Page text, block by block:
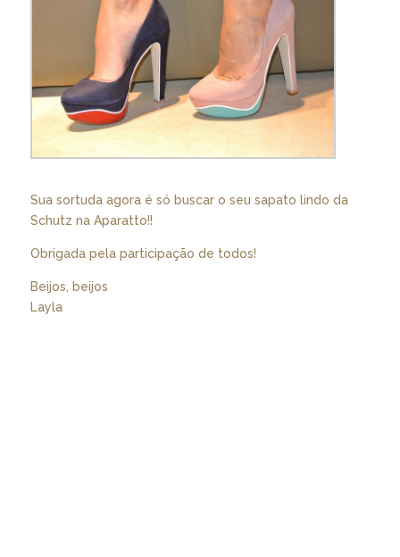
Sua sortuda agora é só buscar o seu sapato lindo da
Schutz na Aparatto!!
Obrigada pela participação de todos!
Beijos, beijos
Layla